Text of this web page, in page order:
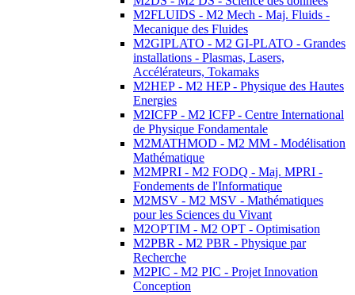
M2FLUIDS - M2 Mech - Maj. Fluids -
Mecanique des Fluides
M2GIPLATO - M2 GI-PLATO - Grandes
installations - Plasmas, Lasers,
Accélérateurs, Tokamaks
M2HEP - M2 HEP - Physique des Hautes
Energies
M2ICFP - M2 ICFP - Centre International
de Physique Fondamentale
M2MATHMOD - M2 MM - Modélisation
Mathématique
M2MPRI - M2 FODQ - Maj. MPRI -
Fondements de l'Informatique
M2MSV - M2 MSV - Mathématiques
pour les Sciences du Vivant
M2OPTIM - M2 OPT - Optimisation
M2PBR - M2 PBR - Physique par
Recherche
M2PIC - M2 PIC - Projet Innovation
Conception